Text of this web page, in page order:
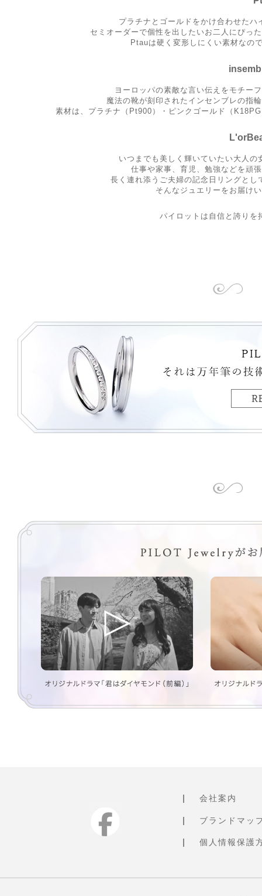
プラチナとゴールドをかけ合わせた
セミオーダーで個性を出したいお二人にぴっ
Ptauは硬く変形しにくい素材なの
ヨーロッパの素敵な言い伝えをモチー
魔法の靴が刻印されたインセンブレの指
素材は、プラチナ（Pt900）・ピンクゴールド（
いつまでも美しく輝いていたい大人
仕事や家事、育児、勉強などを頑
長く連れ添うご夫婦の記念日リングと
そんなジュエリーをお届け
パイロットは自信と誇りを
会社案内
ブランドマッ
個人情報保護